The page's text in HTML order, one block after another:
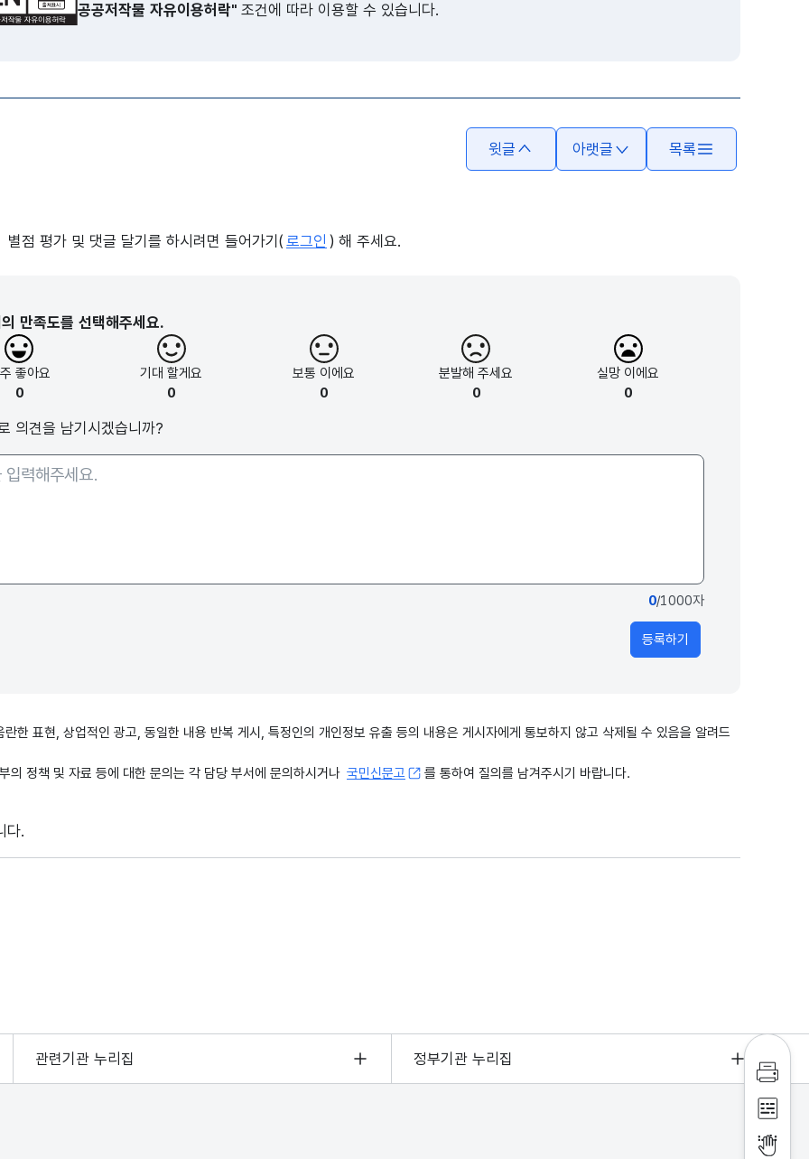
공공저작물 자유이용허락" 조건에 따라 이용할 수 있습니다.
윗글 아랫글 목록
별점 평가 및 댓글 달기를 하시려면 들어가기( 로그인 ) 해 주세요.
만족도를 선택해주세요.
좋아요
0
기대할게요
0
보통 이에요
0
분발해주세요
0
실망 이에요
0
의견을 남기시겠습니까?
0/1000자
등록하기
란한 표현, 상업적인 광고, 동일한 내용 반복 게시, 특정인의 개인정보 유출 등의 내용은 게시자에게 통보하지 않고 삭제될 수 있음을 알려드
의 정책 및 자료 등에 대한 문의는 각 담당 부서에 문의하시거나 국민신문고 를 통하여 질의를 남겨주시기 바랍니다.
다.
인쇄
점자
점자
관련기관 누리집 정부기관 누리집